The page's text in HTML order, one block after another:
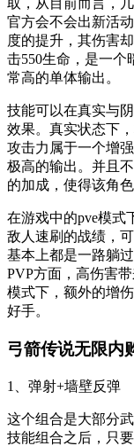
取，从目前而言，
官方会不会出新活
度的提升，其伤害
击550生命，是一个
常高的单体输出。
技能可以在真实与
效果。真实状态下
攻击力属于一个增
极高的输出。并且
的加成，使得该角
在游戏中的pve模式
敌人速刷的战绩，
基本上都是一路躺
PVP方面，高伤害
模式下，额外的增
好手。
弓箭传说无限内
1、弹射+墙壁反弹
这个组合是大部分
技能组合之后，只